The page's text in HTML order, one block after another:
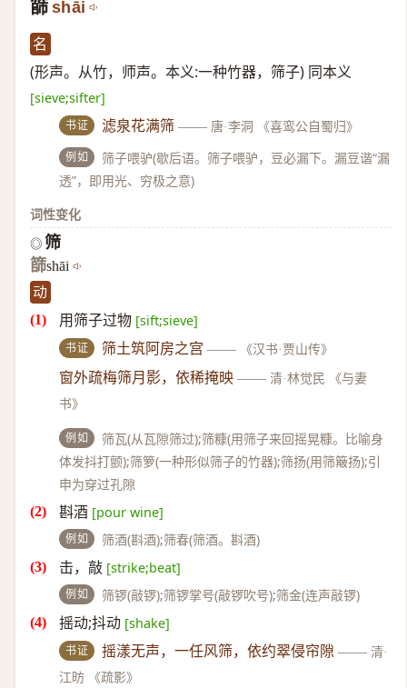
篩 shāi
名
(形声。从竹，师声。本义:一种竹器，筛子) 同本义
[sieve;sifter]
书证 滤泉花满筛 —— 唐·李洞 《喜鸾公自蜀归》
例如
筛子喂驴(歇后语。筛子喂驴，豆必漏下。漏豆谐“漏
透”，即用光、穷极之意)
词性变化
◎ 筛
篩shāi
动
用筛子过物 [sift;sieve]
书证 筛土筑阿房之宫 —— 《汉书·贾山传》
窗外疏梅筛月影，依稀掩映 —— 清·林觉民 《与妻
书》
例如
筛瓦(从瓦隙筛过);筛糠(用筛子来回摇晃糠。比喻身
体发抖打颤);筛箩(一种形似筛子的竹器);筛扬(用筛簸扬);引
申为穿过孔隙
斟酒 [pour wine]
例如 筛酒(斟酒);筛春(筛酒。斟酒)
击，敲 [strike;beat]
例如 筛锣(敲锣);筛锣掌号(敲锣吹号);筛金(连声敲锣)
摇动;抖动 [shake]
书证 摇漾无声，一任风筛，依约翠侵帘隙 —— 清·
江昉 《疏影》